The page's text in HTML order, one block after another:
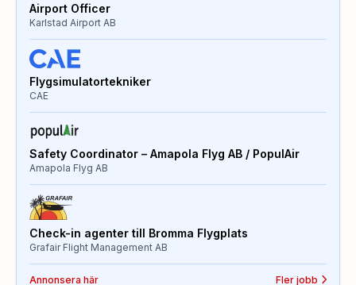
Airport Officer
Karlstad Airport AB
Flygsimulatortekniker
CAE
Safety Coordinator – Amapola Flyg AB / PopulAir
Amapola Flyg AB
Check-in agenter till Bromma Flygplats
Grafair Flight Management AB
Annonsera här Fler jobb